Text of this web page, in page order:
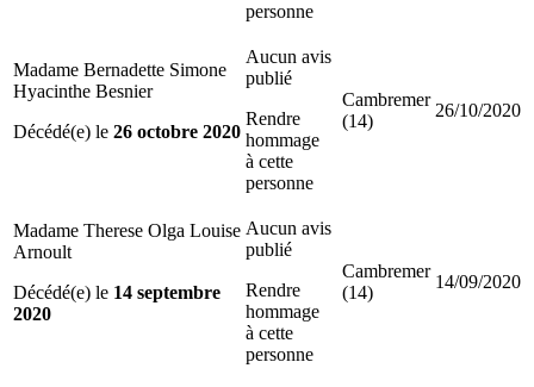
personne
Madame Bernadette Simone
Hyacinthe Besnier
Décédé(e) le 26 octobre 2020
Aucun avis
publié
Rendre
hommage
à cette
personne
Cambremer
(14)
26/10/2020
Madame Therese Olga Louise
Arnoult
Décédé(e) le 14 septembre
2020
Aucun avis
publié
Rendre
hommage
à cette
personne
Cambremer
(14)
14/09/2020